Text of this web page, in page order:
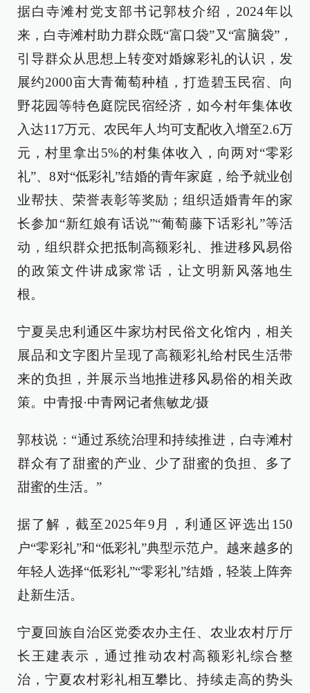
据白寺滩村党支部书记郭枝介绍，2024年以
来，白寺滩村助力群众既“富口袋”又“富脑袋”，
引导群众从思想上转变对婚嫁彩礼的认识，发
展约2000亩大青葡萄种植，打造碧玉民宿、向
野花园等特色庭院民宿经济，如今村年集体收
入达117万元、农民年人均可支配收入增至2.6万
元，村里拿出5%的村集体收入，向两对“零彩
礼”、8对“低彩礼”结婚的青年家庭，给予就业创
业帮扶、荣誉表彰等奖励；组织适婚青年的家
长参加“新红娘有话说”“葡萄藤下话彩礼”等活
动，组织群众把抵制高额彩礼、推进移风易俗
的政策文件讲成家常话，让文明新风落地生
根。
宁夏吴忠利通区牛家坊村民俗文化馆内，相关
展品和文字图片呈现了高额彩礼给村民生活带
来的负担，并展示当地推进移风易俗的相关政
策。中青报·中青网记者焦敏龙/摄
郭枝说：“通过系统治理和持续推进，白寺滩村
群众有了甜蜜的产业、少了甜蜜的负担、多了
甜蜜的生活。”
据了解，截至2025年9月，利通区评选出150
户“零彩礼”和“低彩礼”典型示范户。越来越多的
年轻人选择“低彩礼”“零彩礼”结婚，轻装上阵奔
赴新生活。
宁夏回族自治区党委农办主任、农业农村厅厅
长王建表示，通过推动农村高额彩礼综合整
治，宁夏农村彩礼相互攀比、持续走高的势头